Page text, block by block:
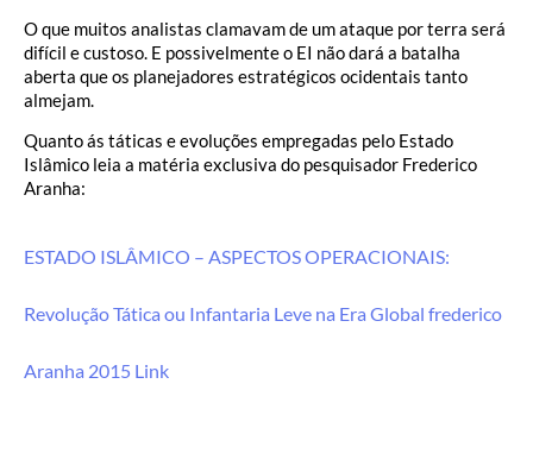
O que muitos analistas clamavam de um ataque por terra será
difícil e custoso. E possivelmente o EI não dará a batalha
aberta que os planejadores estratégicos ocidentais tanto
almejam.
Quanto ás táticas e evoluções empregadas pelo Estado
Islâmico leia a matéria exclusiva do pesquisador Frederico
Aranha:
ESTADO ISLÂMICO – ASPECTOS OPERACIONAIS:
Revolução Tática ou Infantaria Leve na Era Global frederico
Aranha 2015 Link